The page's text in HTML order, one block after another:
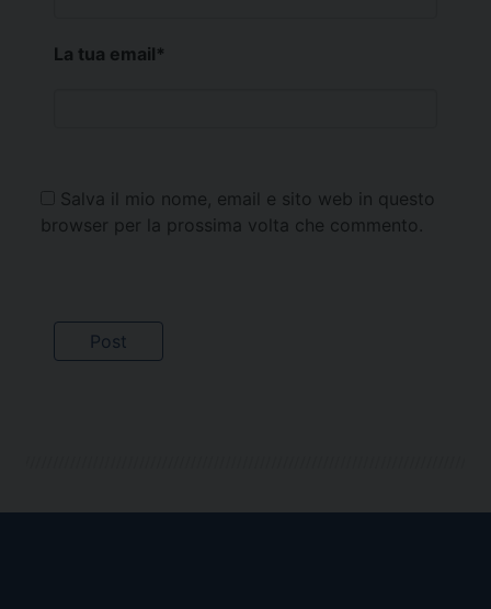
La tua email*
Salva il mio nome, email e sito web in questo
browser per la prossima volta che commento.